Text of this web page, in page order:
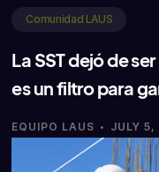
Comunidad LAUS
La SST dejó de
es un filtro para
EQUIPO LAUS · JULY